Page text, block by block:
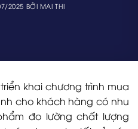
2025 BỞI MAI THI
khai chương trình mua
cho khách hàng có nhu
đo lường chất lượng